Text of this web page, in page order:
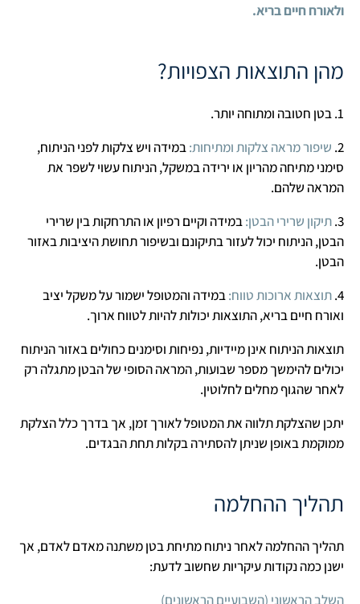
ולאורח חיים בריא.
מהן התוצאות הצפויות?
1. בטן חטובה ומתוחה יותר.
2. שיפור מראה צלקות ומתיחות:במידה ויש צלקות לפני הניתוח,
סימני מתיחה מהריון או ירידה במשקל, הניתוח עשוי לשפר את
המראה שלהם.
3. תיקון שרירי הבטן:במידה וקיים רפיון או התרחקות בין שרירי
הבטן, הניתוח יכול לעזור בתיקונם ובשיפור תחושת היציבות באזור
הבטן.
4. תוצאות ארוכות טווח:במידה והמטופל ישמור על משקל יציב
ואורח חיים בריא, התוצאות יכולות להיות לטווח ארוך.
תוצאות הניתוח אינן מיידיות, נפיחות וסימנים כחולים באזור הניתוח
יכולים להימשך מספר שבועות, המראה הסופי של הבטן מתגלה רק
לאחר שהגוף מחלים לחלוטין.
יתכן שהצלקת תלווה את המטופל לאורך זמן, אך בדרך כלל הצלקת
ממוקמת באופן שניתן להסתירה בקלות תחת הבגדים.
תהליך ההחלמה
תהליך ההחלמה לאחר ניתוח מתיחת בטן משתנה מאדם לאדם, אך
ישנן כמה נקודות עיקריות שחשוב לדעת:
השלב הראשוני (השבועיים הראשונים)